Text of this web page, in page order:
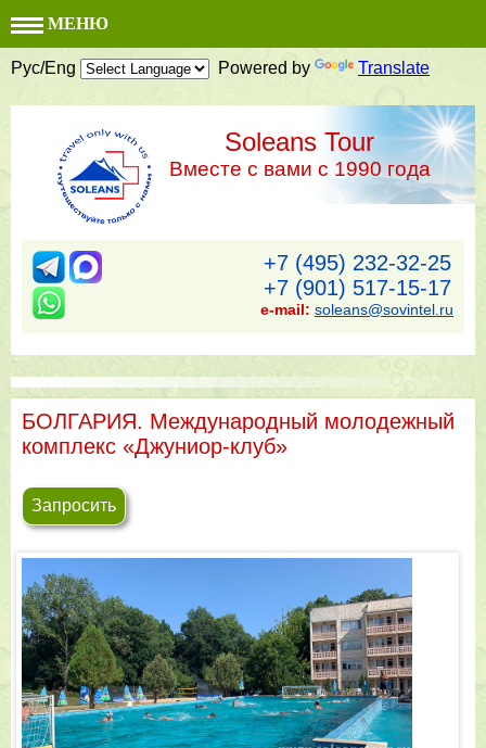
МЕНЮ
Рус/Eng Powered by Translate
Soleans Tour
Вместе с вами с 1990 года
+7 (495) 232-32-25
+7 (901) 517-15-17
e-mail: soleans@sovintel.ru
БОЛГАРИЯ. Международный молодежный
комплекс «Джуниор-клуб»
Запросить